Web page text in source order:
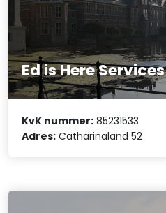
Ed is Here Services
KvK nummer: 85231533
Adres: Catharinaland 52